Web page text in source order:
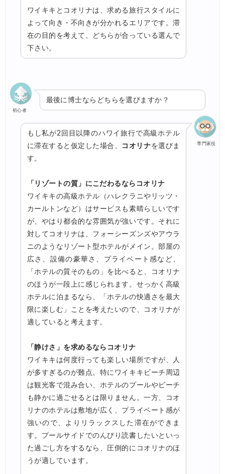
ワイキキとコオリナは、求める旅行スタイルに
よって向き・不向きが分かれるエリアです。滞
在の目的を考えて、どちらが合っている選んで
下さい。
初心者
最後に博士ならどちらを選びますか？
専門家役
もし私が2回目以降のハワイ旅行で高級ホテル
に滞在すると仮定した場合、
コオリナを選びま
す。
「リゾートの質」にこだわるならコオリナ
ワイキキの高級ホテル（ハレクラニやリッツ・
カールトンなど）はサービスも素晴らしいです
が、やはり都会的な雰囲気が強いです。それに
対してコオリナは、フォーシーズンズやアウラ
ニのようなリゾート型ホテルがメイン。部屋の
広さ、設備の豪華さ、プライベート感など、
「ホテルの質そのもの」を比べると、コオリナ
のほうが一段上に感じられます。せっかく高級
ホテルに泊まるなら、「ホテルの快適さを最大
限に楽しむ」ことを考えたいので、コオリナが
適していると考えます。
「静けさ」を求めるならコオリナ
ワイキキは何度行っても楽しい場所ですが、人
が多すぎるのが難点。特にワイキキビーチ周辺
は観光客で混み合い、ホテルのプールやビーチ
も静かに過ごせるとは限りません。一方、コオ
リナのホテルは敷地が広く、プライベート感が
強いので、よりリラックスした滞在ができま
す。プールサイドでのんびり読書したいといっ
た過ごし方をするなら、圧倒的にコオリナのほ
うが適しています。